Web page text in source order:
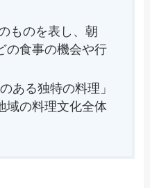
ものを表し、朝
の食事の機会や行
ある独特の料理」
域の料理文化全体